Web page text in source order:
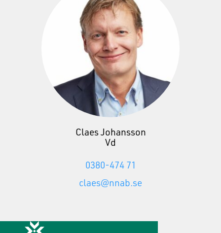
Claes Johansson
Vd
0380-474 71
claes@nnab.se